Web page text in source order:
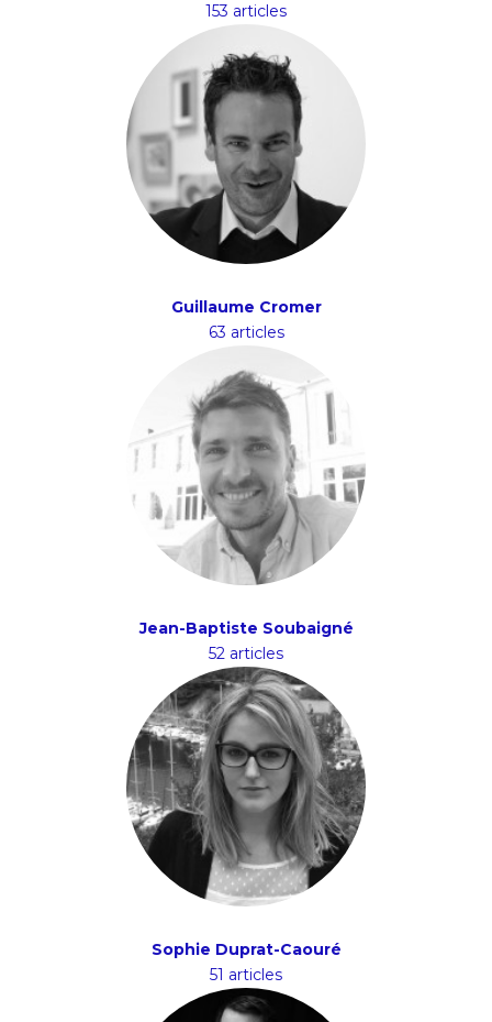
153 articles
Guillaume Cromer
63 articles
Jean-Baptiste Soubaigné
52 articles
Sophie Duprat-Caouré
51 articles